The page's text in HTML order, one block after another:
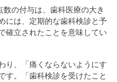
数の付与は、歯科医療の大き
には、定期的な歯科検診と予
確立されたことを意味してい
り、「痛くならないようにす
す。「歯科検診を受けたこと